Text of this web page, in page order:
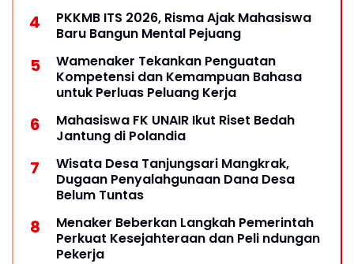
PKKMB ITS 2026, Risma Ajak Mahasiswa
Baru Bangun Mental Pejuang
Wamenaker Tekankan Penguatan
Kompetensi dan Kemampuan Bahasa
untuk Perluas Peluang Kerja
Mahasiswa FK UNAIR Ikut Riset Bedah
Jantung di Polandia
Wisata Desa Tanjungsari Mangkrak,
Dugaan Penyalahgunaan Dana Desa
Belum Tuntas
Menaker Beberkan Langkah Pemerintah
Perkuat Kesejahteraan dan Peli ndungan
Pekerja